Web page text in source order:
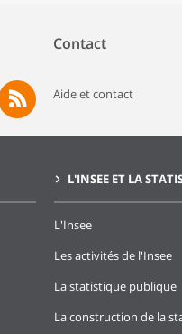
Contact
Aide et contact
L'INSEE ET LA
L'Insee
Les activités de l'Insee
La statistique publique
La construction de la